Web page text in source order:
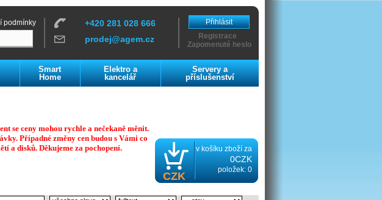
podmínky
+420 281 028 666
prodej@agem.cz
Přihlásit
Registrace
Zapomenuté heslo
Smart
Home
Elektro a
kancelář
Servery a
příslušenství
se ceny mohou rychle a nečekaně měnit.
Případné změny cen budou s Vámi co
a disků. Děkujeme za pochopení.
CZK
v košíku zboží za
0CZK
položek: 0